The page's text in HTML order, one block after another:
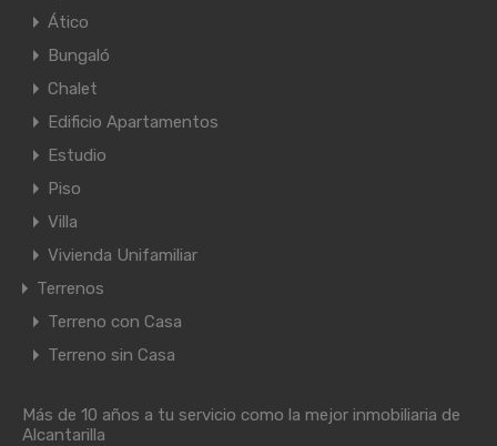
Ático
Bungaló
Chalet
Edificio Apartamentos
Estudio
Piso
Villa
Vivienda Unifamiliar
Terrenos
Terreno con Casa
Terreno sin Casa
Más de 10 años a tu servicio como la mejor inmobiliaria de
Alcantarilla